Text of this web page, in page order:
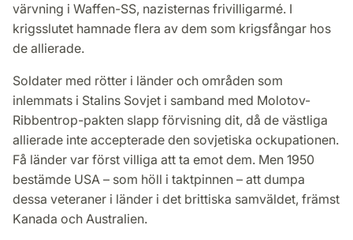
värvning i Waffen-SS, nazisternas frivilligarmé. I
krigsslutet hamnade flera av dem som krigsfångar hos
de allierade.
Soldater med rötter i länder och områden som
inlemmats i Stalins Sovjet i samband med Molotov-
Ribbentrop-pakten slapp förvisning dit, då de västliga
allierade inte accepterade den sovjetiska ockupationen.
Få länder var först villiga att ta emot dem. Men 1950
bestämde USA – som höll i taktpinnen – att dumpa
dessa veteraner i länder i det brittiska samväldet, främst
Kanada och Australien.